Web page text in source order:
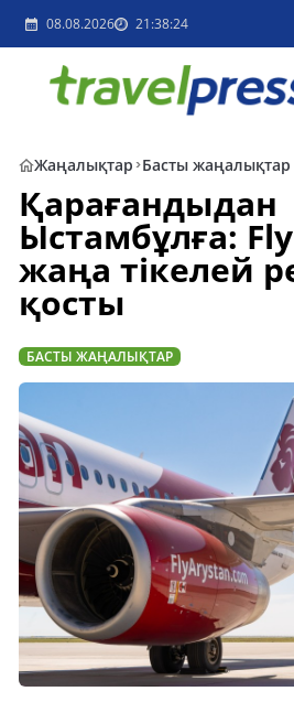
08.08.2026 21:38:24
Жаңалықтар Басты жаңалықтар
Қарағандыдан
Ыстамбұлға:
жаңа тікелей
қосты
БАСТЫ ЖАҢАЛЫҚТАР